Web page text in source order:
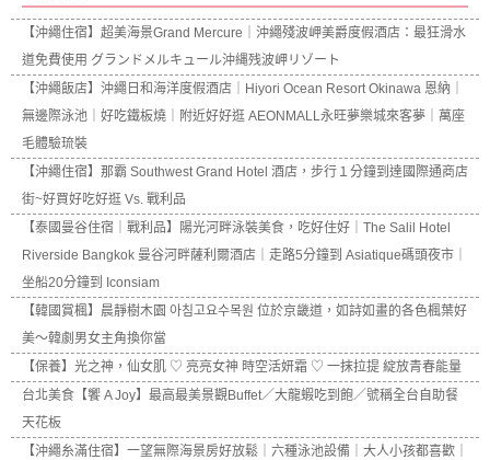
【沖繩住宿】超美海景Grand Mercure｜沖繩殘波岬美爵度假酒店：最狂滑水
道免費使用 グランドメルキュール沖縄残波岬リゾート
【沖繩飯店】沖繩日和海洋度假酒店｜Hiyori Ocean Resort Okinawa 恩納｜
無邊際泳池｜好吃鐵板燒｜附近好好逛 AEONMALL永旺夢樂城來客夢｜萬座
毛體驗琉裝
【沖繩住宿】那霸 Southwest Grand Hotel 酒店，步行１分鐘到達國際通商店
街~好買好吃好逛 Vs. 戰利品
【泰國曼谷住宿｜戰利品】陽光河畔泳裝美食，吃好住好｜The Salil Hotel
Riverside Bangkok 曼谷河畔薩利爾酒店｜走路5分鐘到 Asiatique碼頭夜市｜
坐船20分鐘到 Iconsiam
【韓國賞楓】晨靜樹木園 아침고요수목원 位於京畿道，如詩如畫的各色楓葉好
美～韓劇男女主角換你當
【保養】光之神，仙女肌 ♡ 亮亮女神 時空活妍霜 ♡ 一抹拉提 綻放青春能量
台北美食【饗 A Joy】最高最美景觀Buffet／大龍蝦吃到飽／號稱全台自助餐
天花板
【沖繩糸滿住宿】一望無際海景房好放鬆｜六種泳池設備｜大人小孩都喜歡｜